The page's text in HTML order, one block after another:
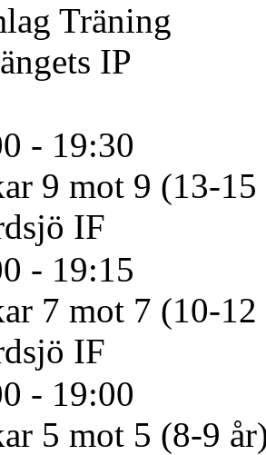
Träning
IP
- 19:30
9 mot 9 (13-15
IF
- 19:15
7 mot 7 (10-12
IF
- 19:00
5 mot 5 (8-9